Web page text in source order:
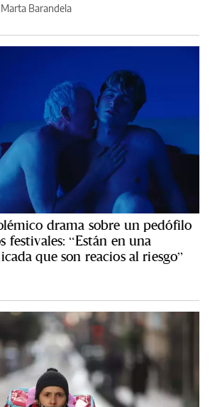
Barandela
drama sobre un pedófilo
festivales: “Están en una
que son reacios al riesgo”